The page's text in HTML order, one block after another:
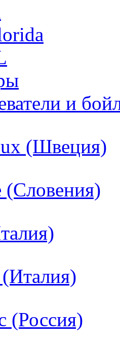
и
(Швеция)
(Словения)
(Россия)